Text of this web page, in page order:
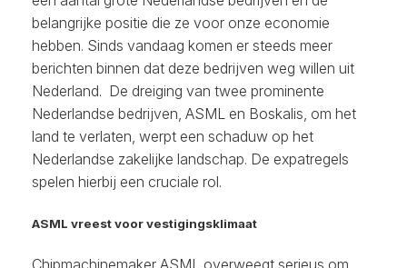
belangrijke positie die ze voor onze economie
hebben. Sinds vandaag komen er steeds meer
berichten binnen dat deze bedrijven weg willen uit
Nederland. De dreiging van twee prominente
Nederlandse bedrijven, ASML en Boskalis, om het
land te verlaten, werpt een schaduw op het
Nederlandse zakelijke landschap. De expatregels
spelen hierbij een cruciale rol.
ASML vreest voor vestigingsklimaat
Chipmachinemaker ASML overweegt serieus om